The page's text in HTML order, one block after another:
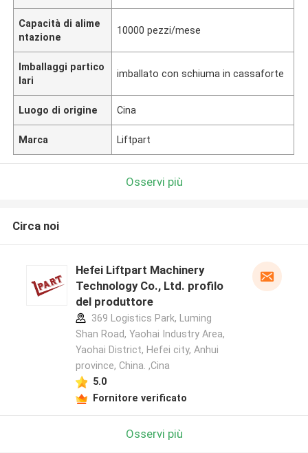
Capacità di alime
ntazione
10000 pezzi/mese
Imballaggi partico
lari
imballato con schiuma in cassaforte
Luogo di origine Cina
Marca Liftpart
Osservi più
Circa noi
Hefei Liftpart Machinery
Technology Co., Ltd. profilo
del produttore
369 Logistics Park, Luming
Shan Road, Yaohai Industry Area,
Yaohai District, Hefei city, Anhui
province, China. ,Cina
5.0
Fornitore verificato
Osservi più